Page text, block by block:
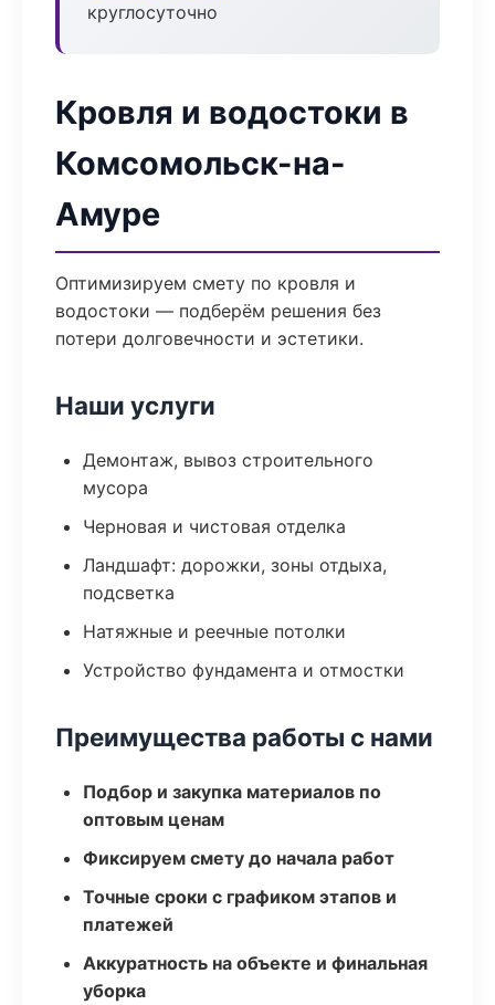
круглосуточно
Кровля и водостоки в
Комсомольск-на-
Амуре
Оптимизируем смету по кровля и
водостоки — подберём решения без
потери долговечности и эстетики.
Наши услуги
Демонтаж, вывоз строительного
мусора
Черновая и чистовая отделка
Ландшафт: дорожки, зоны отдыха,
подсветка
Натяжные и реечные потолки
Устройство фундамента и отмостки
Преимущества работы с нами
Подбор и закупка материалов по
оптовым ценам
Фиксируем смету до начала работ
Точные сроки с графиком этапов и
платежей
Аккуратность на объекте и финальная
уборка